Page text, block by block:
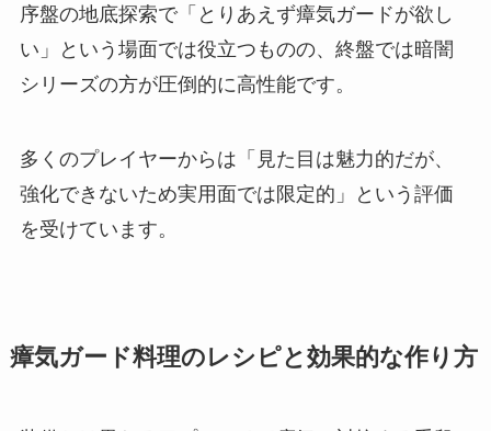
序盤の地底探索で「とりあえず瘴気ガードが欲し
い」という場面では役立つものの、終盤では暗闇
シリーズの方が圧倒的に高性能です。
多くのプレイヤーからは「見た目は魅力的だが、
強化できないため実用面では限定的」という評価
を受けています。
瘴気ガード料理のレシピと効果的な作り方